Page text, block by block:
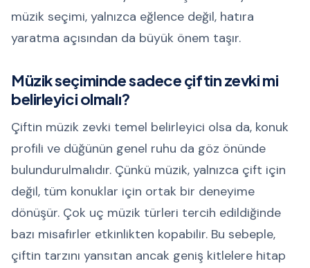
müzik seçimi, yalnızca eğlence değil, hatıra
yaratma açısından da büyük önem taşır.
Müzik seçiminde sadece çiftin zevki mi
belirleyici olmalı?
Çiftin müzik zevki temel belirleyici olsa da, konuk
profili ve düğünün genel ruhu da göz önünde
bulundurulmalıdır. Çünkü müzik, yalnızca çift için
değil, tüm konuklar için ortak bir deneyime
dönüşür. Çok uç müzik türleri tercih edildiğinde
bazı misafirler etkinlikten kopabilir. Bu sebeple,
çiftin tarzını yansıtan ancak geniş kitlelere hitap